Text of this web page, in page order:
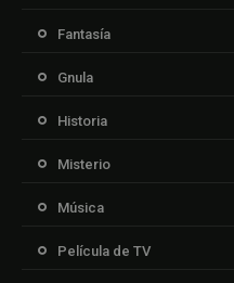
Fantasía
Gnula
Historia
Misterio
Música
Película de TV